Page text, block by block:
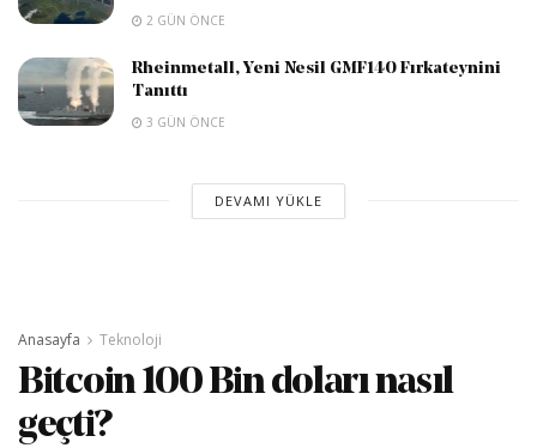
2 GÜN ÖNCE
Rheinmetall, Yeni Nesil GMF140 Fırkateynini
Tanıttı
3 GÜN ÖNCE
DEVAMI YÜKLE
Anasayfa Teknoloji
Bitcoin 100 Bin doları nasıl
geçti?